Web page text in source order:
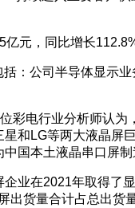
元，同比增长
：公司半导体显示
彩电行业分析师认
和LG等两大液晶
国本土液晶串口屏
业在2021年取得
货量合计占总出